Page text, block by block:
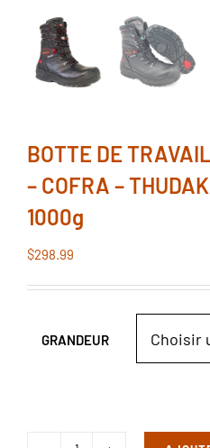
BOTTE DE
– COFRA –
1000g
$298.99
GRANDEUR